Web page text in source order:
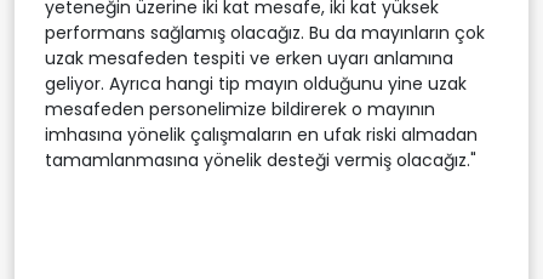
yeteneğin üzerine iki kat mesafe, iki kat yüksek
performans sağlamış olacağız. Bu da mayınların çok
uzak mesafeden tespiti ve erken uyarı anlamına
geliyor. Ayrıca hangi tip mayın olduğunu yine uzak
mesafeden personelimize bildirerek o mayının
imhasına yönelik çalışmaların en ufak riski almadan
tamamlanmasına yönelik desteği vermiş olacağız."